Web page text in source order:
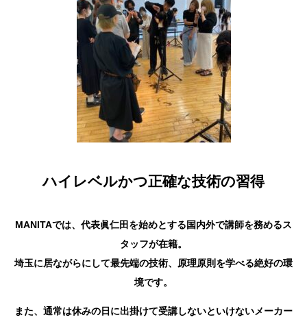
ハイレベルかつ正確な技術の習得
MANITAでは、代表眞仁田を始めとする国内外で講師を務めるス
タッフが在籍。
埼玉に居ながらにして最先端の技術、原理原則を学べる絶好の環
境です。
また、通常は休みの日に出掛けて受講しないといけないメーカー